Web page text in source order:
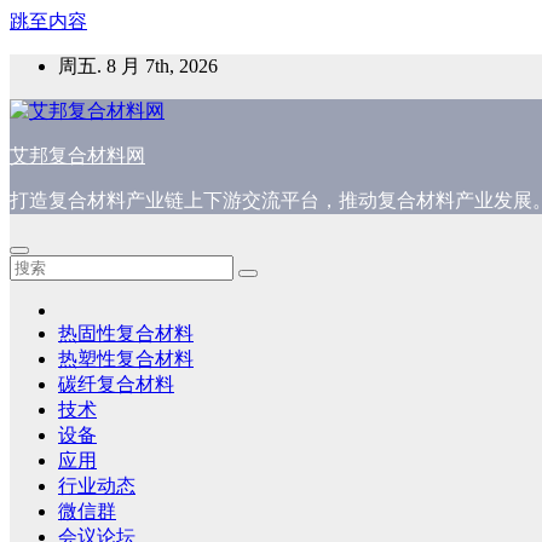
跳至内容
周五. 8 月 7th, 2026
艾邦复合材料网
打造复合材料产业链上下游交流平台，推动复合材料产业发展
热固性复合材料
热塑性复合材料
碳纤复合材料
技术
设备
应用
行业动态
微信群
会议论坛